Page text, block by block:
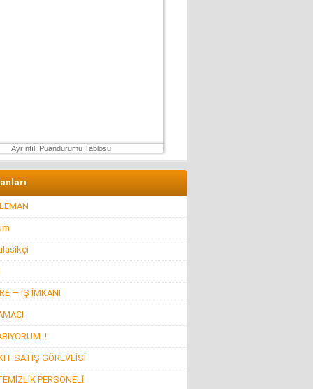
Ayrıntılı Puandurumu Tablosu
— İŞ İMKANI
SATIŞ GÖREVLİSİ
PERSONELİ